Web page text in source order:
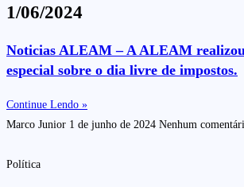
1/06/2024
Noticias ALEAM – A ALEAM realizou
especial sobre o dia livre de impostos.
Continue Lendo »
Marco Junior 1 de junho de 2024 Nenhum
Política